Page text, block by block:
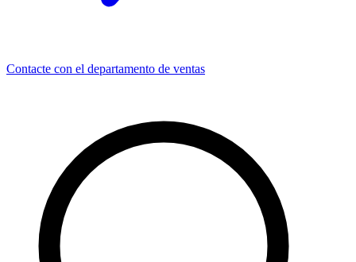
Contacte con el departamento de ventas